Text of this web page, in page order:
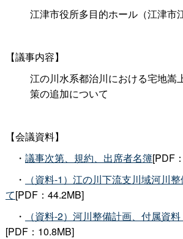
江津市役所多目的ホール（江津市
【議事内容】
江の川水系都治川における宅地嵩
策の追加について
【会議資料】
・ 議事次第、規約、出席者名簿[PDF
・
（資料-1）江の川下流支川域河川
て[PDF：44.2MB]
・
（資料-2）河川整備計画、付属資
[PDF：10.8MB]